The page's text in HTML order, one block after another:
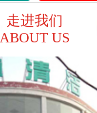
走进我们
ABOUT US